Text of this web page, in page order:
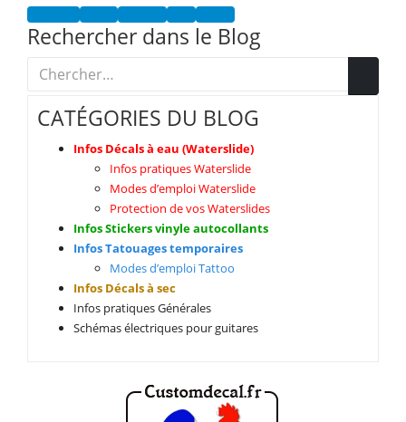
FacebookTwitterPinterestEmailTumblr
Rechercher dans le Blog
CATÉGORIES DU BLOG
Infos Décals à eau (Waterslide)
Infos pratiques Waterslide
Modes d’emploi Waterslide
Protection de vos Waterslides
Infos Stickers vinyle autocollants
Infos Tatouages temporaires
Modes d’emploi Tattoo
Infos Décals à sec
Infos pratiques Générales
Schémas électriques pour guitares